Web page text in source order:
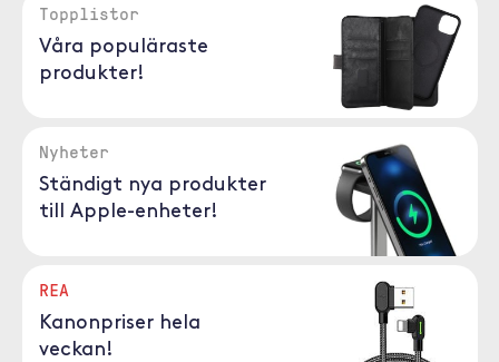
Topplistor
Våra populäraste
produkter!
Nyheter
Ständigt nya produkter
till Apple-enheter!
REA
Kanonpriser hela
veckan!